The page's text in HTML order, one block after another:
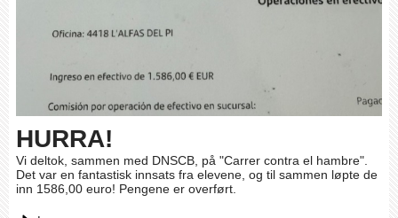
HURRA!
Vi deltok, sammen med DNSCB, på "Carrer contra el hambre".
Det var en fantastisk innsats fra elevene, og til sammen løpte de
inn 1586,00 euro! Pengene er overført.